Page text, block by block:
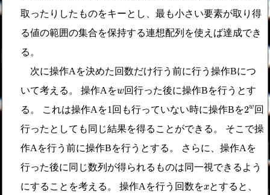
取ったりしたものをキーとし、最も小さい要素が取り得
る値の範囲の集合を保持する連想配列を使えば達成でき
る。
次に操作Aを決めた回数だけ行う前に行う操作Bにつ
いて考える。 操作Aをw
w回行った後に操作Bを行うとす
る。 これは操作Aを1回も行っていない時に操作Bを2w
2w回
行ったとしても同じ結果を得ることができる。 そこで操
作Aを行う前に操作Bを行うとする。 さらに、操作Aを
行った後に同じ数列が得られるものは同一視できるよう
にすることを考える。 操作Aを行う回数をx
xとすると、